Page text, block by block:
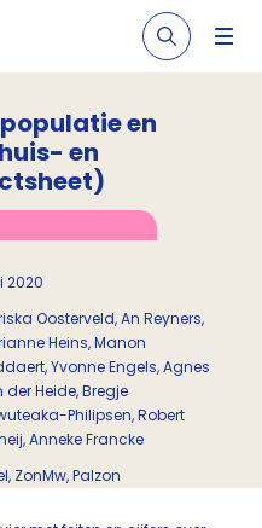
en
en
2020
Oosterveld, An Reyners,
Heins, Manon
Yvonne Engels, Agnes
der Heide, Bregje
Philipsen, Robert
Anneke Francke
ZonMw, Palzon